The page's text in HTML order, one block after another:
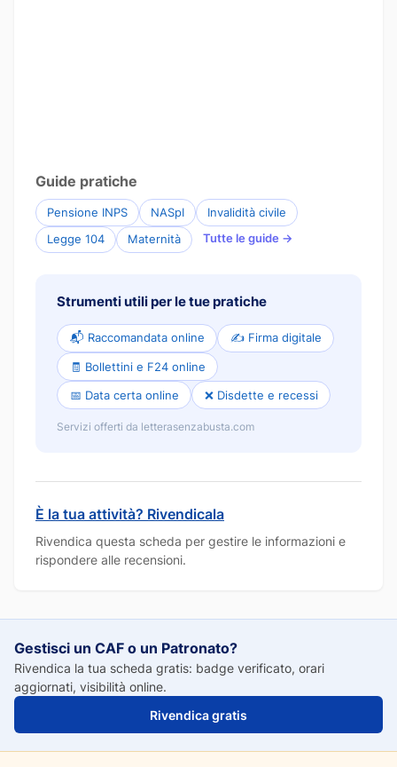
Guide pratiche
Pensione INPS NASpI
Invalidità civile
Legge 104
Maternità Tutte le guide →
Strumenti utili per le tue pratiche
📬 Raccomandata online ✍️ Firma digitale
🧾 Bollettini e F24 online
📅 Data certa online ❌ Disdette e recessi
Servizi offerti da letterasenzabusta.com
È la tua attività? Rivendicala
Rivendica questa scheda per gestire le informazioni e
rispondere alle recensioni.
Gestisci un CAF o un Patronato?
Rivendica la tua scheda gratis: badge verificato, orari
aggiornati, visibilità online.
Rivendica gratis